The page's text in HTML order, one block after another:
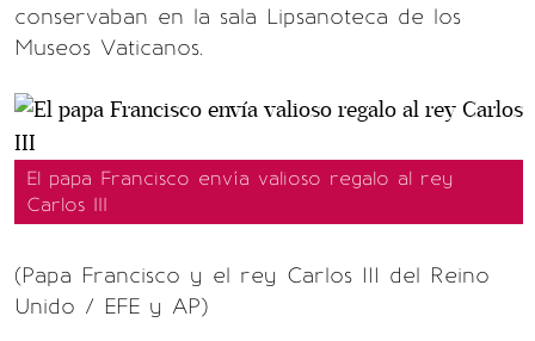
conservaban en la sala Lipsanoteca de los
Museos Vaticanos.
El papa Francisco envía valioso regalo al rey
Carlos III
(Papa Francisco y el rey Carlos III del Reino
Unido / EFE y AP)